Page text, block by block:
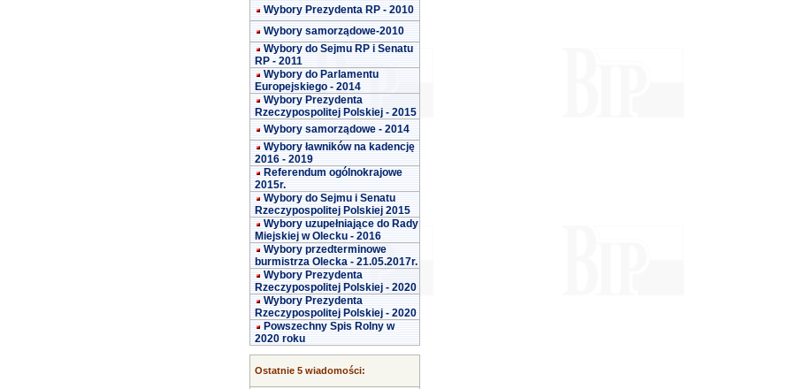
Wybory Prezydenta RP - 2010
Wybory samorządowe-2010
Wybory do Sejmu RP i Senatu
RP - 2011
Wybory do Parlamentu
Europejskiego - 2014
Wybory Prezydenta
Rzeczypospolitej Polskiej - 2015
Wybory samorządowe - 2014
Wybory ławników na kadencję
2016 - 2019
Referendum ogólnokrajowe
2015r.
Wybory do Sejmu i Senatu
Rzeczypospolitej Polskiej 2015
Wybory uzupełniające do Rady
Miejskiej w Olecku - 2016
Wybory przedterminowe
burmistrza Olecka - 21.05.2017r.
Wybory Prezydenta
Rzeczypospolitej Polskiej - 2020
Wybory Prezydenta
Rzeczypospolitej Polskiej - 2020
Powszechny Spis Rolny w
2020 roku
Ostatnie 5 wiadomości: